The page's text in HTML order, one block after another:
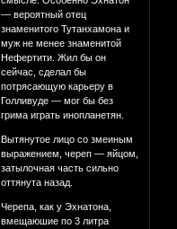
— вероятный отец
знаменитого Тутанхамона и
муж не менее знаменитой
Нефертити. Жил бы он
сейчас, сделал бы
потрясающую карьеру в
Голливуде — мог бы без
грима играть инопланетян.
Вытянутое лицо со змеиным
выражением, череп — яйцом,
затылочная часть сильно
оттянута назад.
Черепа, как у Эхнатона,
вмещаюшие по 3 литра